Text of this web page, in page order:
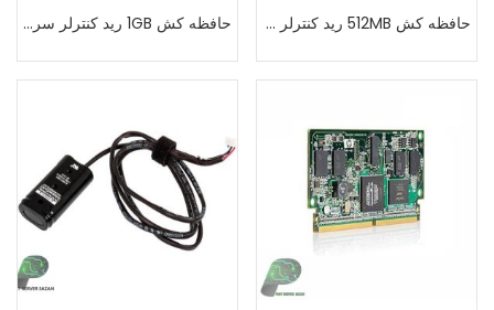
حافظه کش 512MB رید کنترلر سرور اچ پی G7 حافظه کش 1GB رید کنترلر سرور اچ پی G8